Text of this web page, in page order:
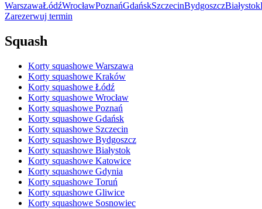
WarszawaŁódźWrocławPoznańGdańskSzczecinBydgoszczBiałystok
Zarezerwuj termin
Squash
Korty squashowe Warszawa
Korty squashowe Kraków
Korty squashowe Łódź
Korty squashowe Wrocław
Korty squashowe Poznań
Korty squashowe Gdańsk
Korty squashowe Szczecin
Korty squashowe Bydgoszcz
Korty squashowe Białystok
Korty squashowe Katowice
Korty squashowe Gdynia
Korty squashowe Toruń
Korty squashowe Gliwice
Korty squashowe Sosnowiec